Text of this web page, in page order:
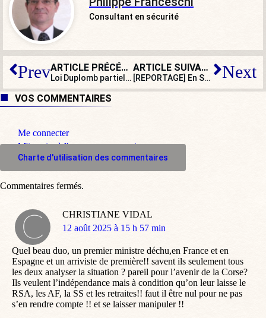
Consultant en sécurité
Prev ARTICLE PRÉCÉDENT
Loi Duplomb partiellement censurée : les agriculteurs contre-attaquent
ARTICLE SUIVANT
[REPORTAGE] En Savoie, à la rencontre des éleveurs dont les troupeaux sont abattus Next
VOS COMMENTAIRES
Me connecter
M'inscrire à l'espace commentaire
Charte d'utilisation des commentaires
CHRISTIANE VIDAL
dit
12 août 2025 à 15 h 57 min
Quel beau duo, un premier ministre déchu,en France et en
Espagne et un arriviste de première!! savent ils seulement tous
les deux analyser la situation ? pareil pour l’avenir de la Corse?
Ils veulent l’indépendance mais à condition qu’on leur laisse le
RSA, les AF, la SS et les retraites!! faut il être nul pour ne pas
s’en rendre compte !! et se laisser manipuler !!
Commentaires fermés.